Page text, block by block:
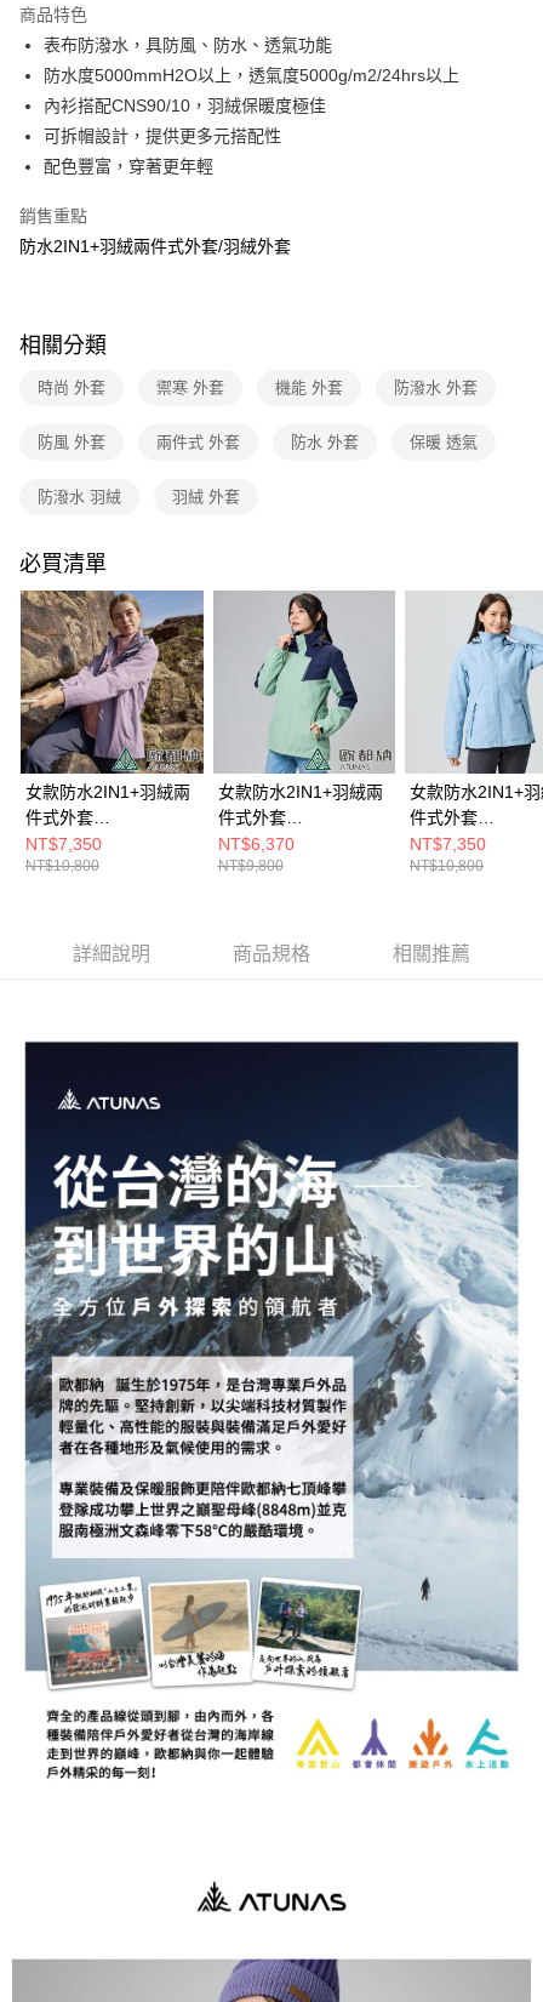
臺灣中小企業銀行
匯豐（台灣）商業銀行
華泰商業銀行
聯邦商業銀行
遠東國際商業銀行
元大商業銀行
永豐商業銀行
玉山商業銀行
台灣樂天信用卡公司
上海商業儲蓄銀行
國泰世華商業銀行
兆豐國際商業銀行
匯豐（台灣）商業銀行
華泰商業銀行
聯邦商業銀行
遠東國際商業銀行
元大商業銀行
玉山商業銀行
台灣樂天信用卡公司
Apple Pay
悠遊付
Google Pay
全盈+PAY
相關說明
【大哥付你分期使用說明】
成交易。
3.實際核准額度、可分期數及費用金額請依後續交易確認頁面所載為準。
4.訂單成立30分鐘內，如未前往確認交易或遇審核未通過，訂單將自動取
消。如遇「轉專審核」未通過狀況，表示未達大哥付你分期系統評分，恕無
【繳款方式說明】
醒簡訊。
2.透過簡訊連結打開帳單後，可選擇「超商條碼／台灣大直營門市／銀行轉
【注意事項】
1.本服務係由「台灣大哥大股份有限公司」（以下簡稱本公司）所提供，讓
用戶於交易時，得透過本服務購買商品或服務，並由商店將買賣／分期付款
買賣價金債權讓與本公司後，依約使用本公司帳單繳交帳款。
2.基於同意付款使用「大哥付你分期」之契約關係目的，商店將以您的個人
資料（包含姓名、電話或地址）提供予台灣大哥大進項蒐集、處理及利用，
由本公司與您本人進行分期帳單所需資料之確認、核對及更正。
3.完整用戶服務條款，請詳閱以下連結：
https://oppay.tw/userRule
每筆NT$80，滿NT$790(含以上)免運費
澎湖金門
每筆NT$80，滿NT$790(含以上)免運費
商品特色
表布防潑水，具防風、防水、透氣功能
防水度5000mmH2O以上，透氣度5000g/m2/24hrs以上
內衫搭配CNS90/10，羽絨保暖度極佳
可拆帽設計，提供更多元搭配性
配色豐富，穿著更年輕
銷售重點
防水2IN1+羽絨兩件式外套/羽絨外套
相關分類
時尚 外套 禦寒 外套 機能 外套 防潑水 外套
防風 外套 兩件式 外套 防水 外套 保暖 透氣
防潑水 羽絨 羽絨 外套
必買清單
女款防水2IN1+羽絨兩
件式外套
(A1GA2503W霧紫/暗
紫/防風/防水/透氣/禦
NT$7,350
NT$10,800
女款防水2IN1+羽絨兩
件式外套
(A1GA2322W粉綠/深
藍/防風/防水/透氣/禦
NT$6,370
NT$9,800
女款防水2IN1+
件式外套
(A1GA2502W霧
風/防水/透氣/禦
NT$7,350
NT$10,800
詳細說明 商品規格 相關推薦